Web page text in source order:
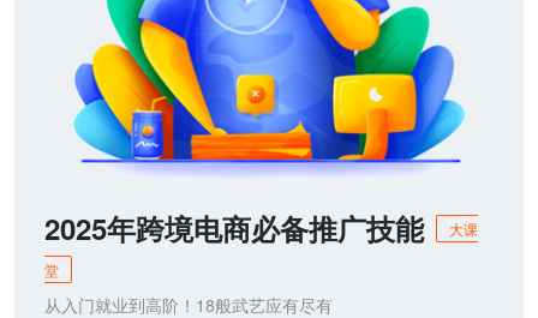
2025年跨境电商必备推广技能
大课
堂
从入门就业到高阶！18般武艺应有尽有